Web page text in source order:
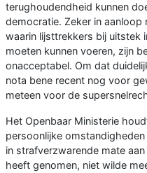
terughoudendheid kunnen
democratie. Zeker in aanloop
waarin lijsttrekkers bij uitstek
moeten kunnen voeren, zijn
onacceptabel. Om dat
nota bene recent nog voor
meteen voor de
Het Openbaar Ministerie
persoonlijke
in strafverzwarende mate
heeft genomen, niet wilde